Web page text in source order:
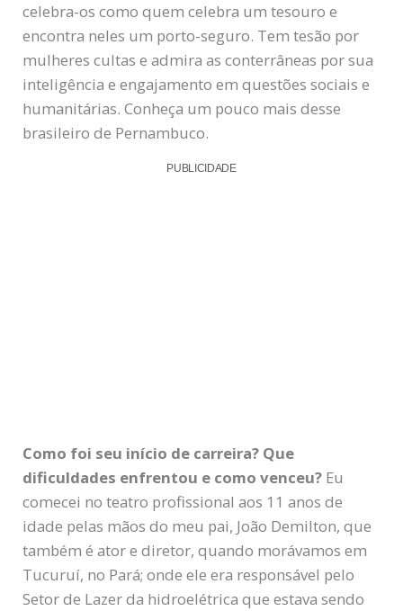
celebra-os como quem celebra um tesouro e
encontra neles um porto-seguro. Tem tesão por
mulheres cultas e admira as conterrâneas por sua
inteligência e engajamento em questões sociais e
humanitárias. Conheça um pouco mais desse
brasileiro de Pernambuco.
PUBLICIDADE
Como foi seu início de carreira? Que
dificuldades enfrentou e como venceu? Eu
comecei no teatro profissional aos 11 anos de
idade pelas mãos do meu pai, João Demilton, que
também é ator e diretor, quando morávamos em
Tucuruí, no Pará; onde ele era responsável pelo
Setor de Lazer da hidroelétrica que estava sendo